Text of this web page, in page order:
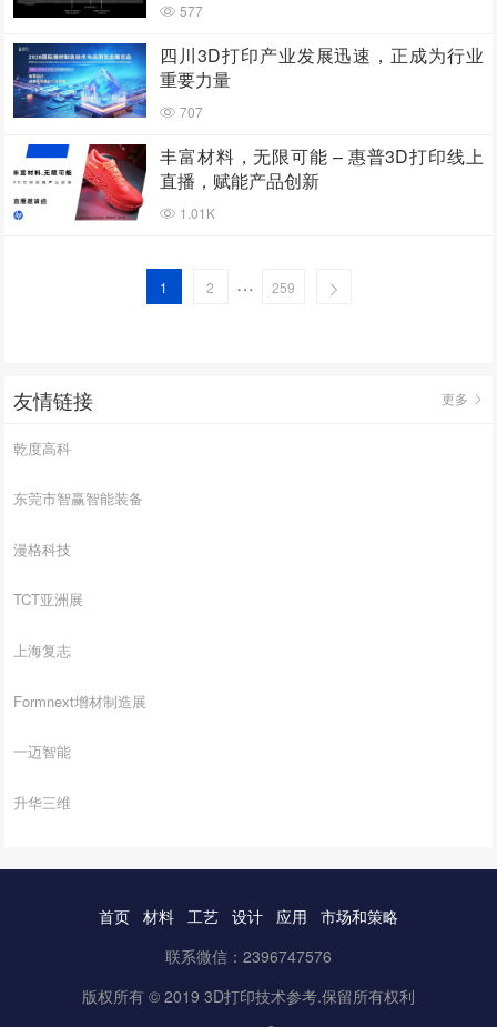
577
四川3D打印产业发展迅速，正成为行业
重要力量
707
丰富材料，无限可能 – 惠普3D打印线上
直播，赋能产品创新
1.01K
1 2 … 259
友情链接 更多
乾度高科
东莞市智赢智能装备
漫格科技
TCT亚洲展
上海复志
Formnext增材制造展
一迈智能
升华三维
首页 材料 工艺 设计 应用
市场和策略
联系微信：2396747576
版权所有 © 2019 3D打印技术参考.保留所有权利